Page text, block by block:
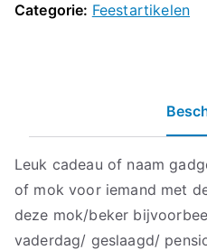
Categorie: Feestartikelen
Leuk cadeau of naam
of mok voor iemand met
deze mok/beker
vaderdag/ geslaagd/